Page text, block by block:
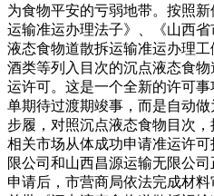
为食物平安的亏弱地带。按照
运输准运办理法子》、《山西
液态食物道散拆运输准运办理工
酒类等列入目次的沉点液态食
运许可。这是一个全新的许可
单期待过渡期竣事，而是自动
步履，对照沉点液态食物目次
相关市场从体成功申请准运许
限公司和山西昌源运输无限公
申请后，市营商局依法完成材